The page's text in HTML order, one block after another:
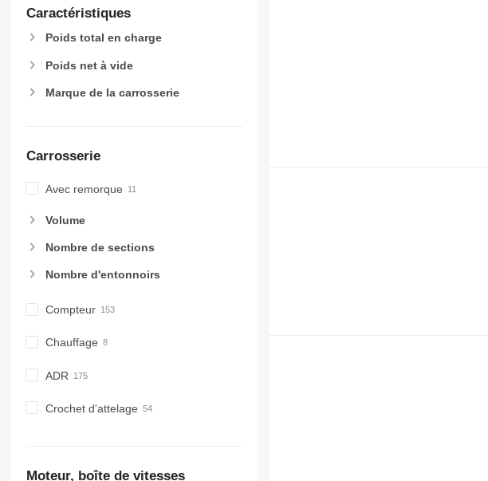
Caractéristiques
Poids total en charge
Poids net à vide
Marque de la carrosserie
Carrosserie
Avec remorque
Volume
Nombre de sections
Nombre d'entonnoirs
Compteur
Chauffage
ADR
Crochet d'attelage
Moteur, boîte de vitesses